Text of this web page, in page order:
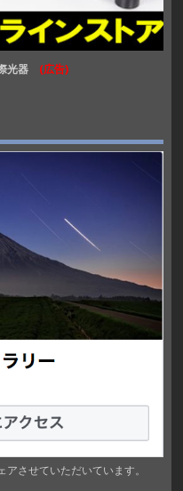
光器 (広告)
させていただいています。